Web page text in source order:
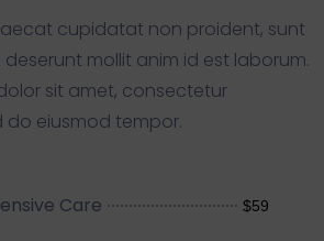
cupidatat non proident, sunt
mollit anim id est laborum.
sit amet, consectetur
do eiusmod tempor.
Care $59